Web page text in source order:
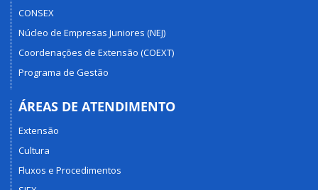
CONSEX
Núcleo de Empresas Juniores (NEJ)
Coordenações de Extensão (COEXT)
Programa de Gestão
ÁREAS DE ATENDIMENTO
Extensão
Cultura
Fluxos e Procedimentos